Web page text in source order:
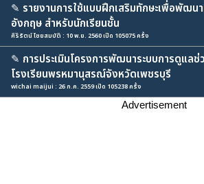
✎ รายงานการใช้แบบฝึกเสริมทักษะเพื่อพัฒน
อังกฤษ สำหรับนักเรียนชั้น
ศิริรัตน์ ไชยสมบัติ : 10 พ.ย. 2560 เปิด 105075 ครั้ง
✎ การประเมินโครงการพัฒนาระบบการดูแลช่
โรงเรียนพรหมานุสรณ์จังหวัดเพชรบุรี
wichai maijui : 26 ก.ค. 2559 เปิด 105238 ครั้ง
Advertisement